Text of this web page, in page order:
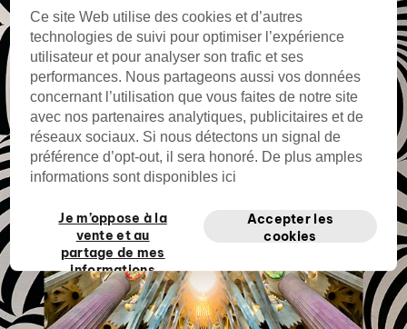
Ce site Web utilise des cookies et d’autres
technologies de suivi pour optimiser l’expérience
utilisateur et pour analyser son trafic et ses
performances. Nous partageons aussi vos données
concernant l’utilisation que vous faites de notre site
avec nos partenaires analytiques, publicitaires et de
réseaux sociaux. Si nous détectons un signal de
préférence d’opt-out, il sera honoré. De plus amples
informations sont disponibles ici
Je m’oppose à la
vente et au
partage de mes
informations
personnelles
privées
Accepter les
cookies